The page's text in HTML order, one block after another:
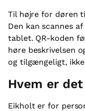
Til højre for døren
Den kan scannes
tablet. QR-koden
høre beskrivelsen
og tilgængeligt,
Hvem er
Eikholt er for